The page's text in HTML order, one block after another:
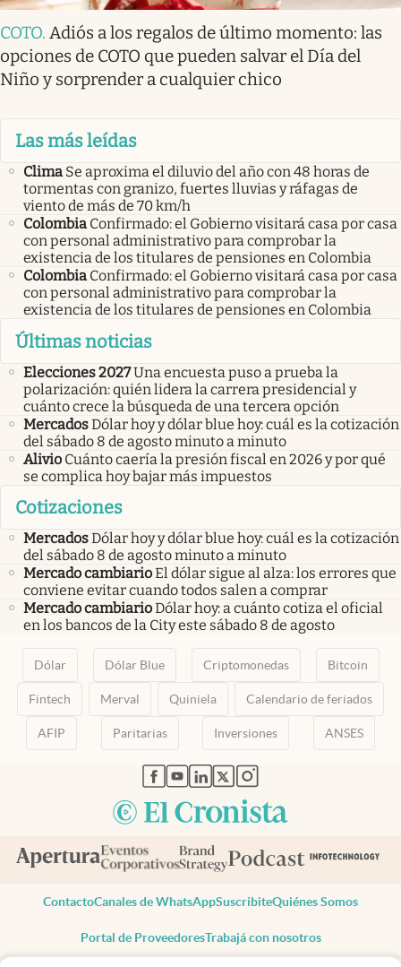
COTO. Adiós a los regalos de último momento: las
opciones de COTO que pueden salvar el Día del
Niño y sorprender a cualquier chico
Las más leídas
Clima Se aproxima el diluvio del año con 48 horas de
tormentas con granizo, fuertes lluvias y ráfagas de
viento de más de 70 km/h
Colombia Confirmado: el Gobierno visitará casa por casa
con personal administrativo para comprobar la
existencia de los titulares de pensiones en Colombia
Colombia Confirmado: el Gobierno visitará casa por casa
con personal administrativo para comprobar la
existencia de los titulares de pensiones en Colombia
Últimas noticias
Elecciones 2027Una encuesta puso a prueba la
polarización: quién lidera la carrera presidencial y
cuánto crece la búsqueda de una tercera opción
MercadosDólar hoy y dólar blue hoy: cuál es la cotización
del sábado 8 de agosto minuto a minuto
Alivio Cuánto caería la presión fiscal en 2026 y por qué
se complica hoy bajar más impuestos
Cotizaciones
MercadosDólar hoy y dólar blue hoy: cuál es la cotización
del sábado 8 de agosto minuto a minuto
Mercado cambiarioEl dólar sigue al alza: los errores que
conviene evitar cuando todos salen a comprar
Mercado cambiarioDólar hoy: a cuánto cotiza el oficial
en los bancos de la City este sábado 8 de agosto
Dólar Dólar Blue Criptomonedas Bitcoin
Fintech Merval Quiniela Calendario de feriados
AFIP Paritarias Inversiones ANSES
abre en nueva pestaña
abre en nueva pestaña
abre en nueva pestaña
abre en nueva pestaña
abre en nueva pestaña
ContactoCanales de WhatsAppSuscribiteQuiénes Somos
Portal de ProveedoresTrabajá con nosotros